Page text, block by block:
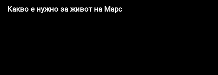
Какво е нужно за живот на Марс